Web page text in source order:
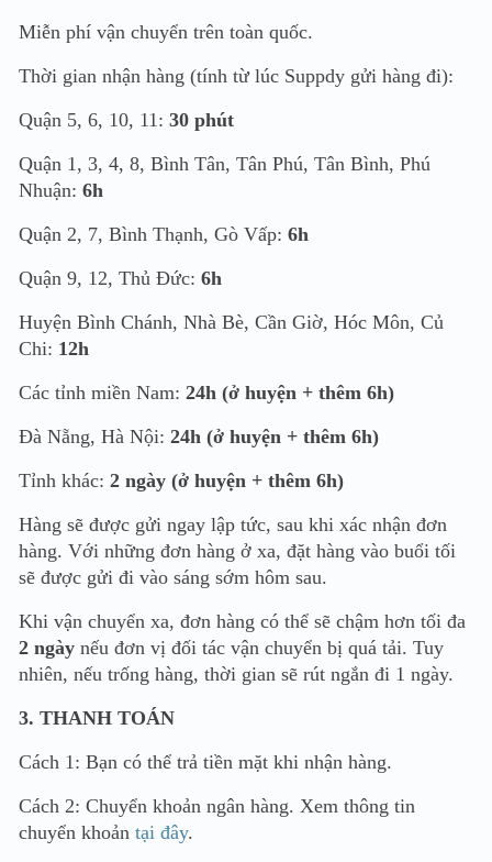
Miễn phí vận chuyển trên toàn quốc.
Thời gian nhận hàng (tính từ lúc Suppdy gửi hàng đi):
Quận 5, 6, 10, 11: 30 phút
Quận 1, 3, 4, 8, Bình Tân, Tân Phú, Tân Bình, Phú
Nhuận: 6h
Quận 2, 7, Bình Thạnh, Gò Vấp: 6h
Quận 9, 12, Thủ Đức: 6h
Huyện Bình Chánh, Nhà Bè, Cần Giờ, Hóc Môn, Củ
Chi: 12h
Các tỉnh miền Nam: 24h (ở huyện + thêm 6h)
Đà Nẵng, Hà Nội: 24h (ở huyện + thêm 6h)
Tỉnh khác: 2 ngày (ở huyện + thêm 6h)
Hàng sẽ được gửi ngay lập tức, sau khi xác nhận đơn
hàng. Với những đơn hàng ở xa, đặt hàng vào buổi tối
sẽ được gửi đi vào sáng sớm hôm sau.
Khi vận chuyển xa, đơn hàng có thể sẽ chậm hơn tối đa
2 ngàynếu đơn vị đối tác vận chuyển bị quá tải. Tuy
nhiên, nếu trống hàng, thời gian sẽ rút ngắn đi 1 ngày.
3. THANH TOÁN
Cách 1: Bạn có thể trả tiền mặt khi nhận hàng.
Cách 2: Chuyển khoản ngân hàng. Xem thông tin
chuyển khoản tại đây.